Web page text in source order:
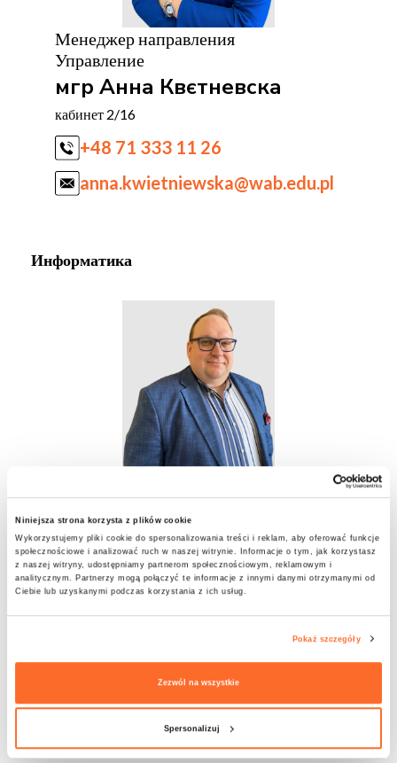
Niniejsza strona korzysta z plików cookie
Wykorzystujemy pliki cookie do spersonalizowania treści i reklam, aby oferować funkcje
społecznościowe i analizować ruch w naszej witrynie. Informacje o tym, jak korzystasz
z naszej witryny, udostępniamy partnerom społecznościowym, reklamowym i
analitycznym. Partnerzy mogą połączyć te informacje z innymi danymi otrzymanymi od
Ciebie lub uzyskanymi podczas korzystania z ich usług.
Pokaż szczegóły
Zezwól na wszystkie
Spersonalizuj
Менеджер направления
Управление
мгр Анна Квєтневска
кабинет 2/16
+48 71 333 11 26
anna.kwietniewska@wab.edu.pl
Информатика
Менеджер направления
Информатика
мгр Кароль Рачиньский
кабинет 2/5
karol.raczynski@wab.edu.pl